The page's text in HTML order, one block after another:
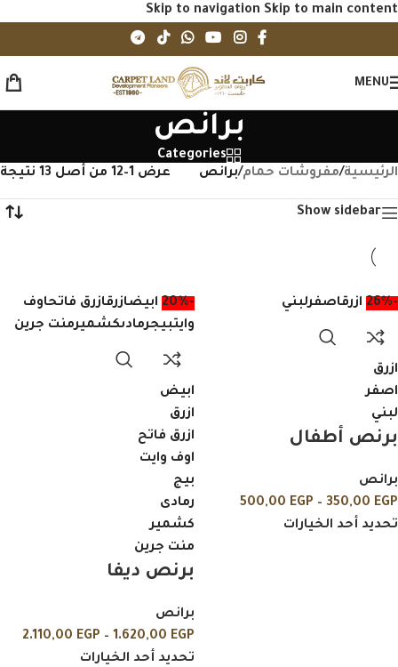
Skip to navigation Skip to main content
MENU
برانص
Categories
الرئيسية/مفروشات حمام/برانص عرض 1–12 من أصل 13 نتيجة
Show sidebar
-26% ازرقاصفرلبني
ازرق
اصفر
لبني
برنص أطفال
برانص
350,00 EGP
–
500,00 EGP
تحديد أحد الخيارات
-20% ابيضازرقازرق فاتحاوف
وايتبيجرمادىكشميرمنت جرين
ابيض
ازرق
ازرق فاتح
اوف وايت
بيج
رمادى
كشمير
منت جرين
برنص ديفا
برانص
1.620,00 EGP
–
2.110,00 EGP
تحديد أحد الخيارات